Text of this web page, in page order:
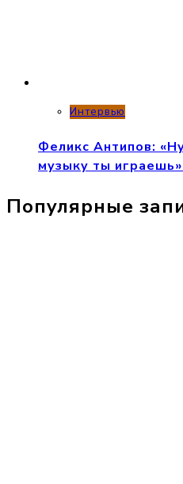
Интервью
Феликс Антипов:
музыку ты
Популярные